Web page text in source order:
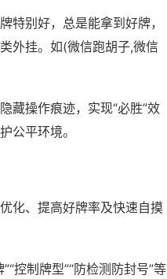
特别好，总是能拿到好牌，
外挂。如(微信跑胡子,微信
藏操作痕迹，实现“必胜”效
公平环境。
化、提高好牌率及快速自摸
控制牌型”“防检测防封号”等